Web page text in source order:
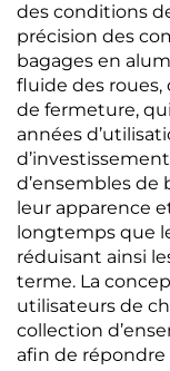
des conditions
précision des
bagages en
fluide des
de fermeture,
années
d’ensembles
leur apparence
longtemps que
réduisant ainsi
terme. La
utilisateurs de
collection
afin de